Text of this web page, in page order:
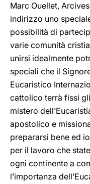
Marc Ouellet,
indirizzo uno
possibilità di
varie comunità
unirsi idealmente
speciali che il
Eucaristico
cattolico terrà fissi
mistero
apostolico e
prepararsi bene ed
per il lavoro che
ogni continente a
l’importanza